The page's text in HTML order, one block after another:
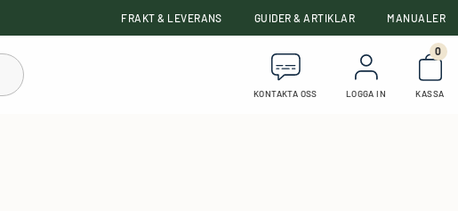
FRAKT & LEVERANS GUIDER & ARTIKLAR MANUALER
KONTAKTA OSS LOGGA IN
0
KASSA